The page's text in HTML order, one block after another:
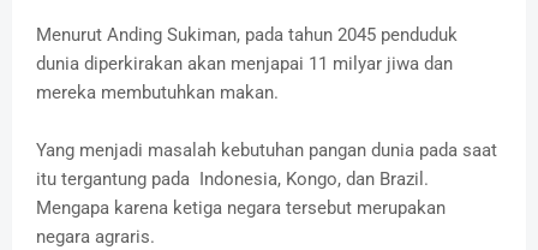
Menurut Anding Sukiman, pada tahun 2045 penduduk
dunia diperkirakan akan menjapai 11 milyar jiwa dan
mereka membutuhkan makan.
Yang menjadi masalah kebutuhan pangan dunia pada saat
itu tergantung pada Indonesia, Kongo, dan Brazil.
Mengapa karena ketiga negara tersebut merupakan
negara agraris.